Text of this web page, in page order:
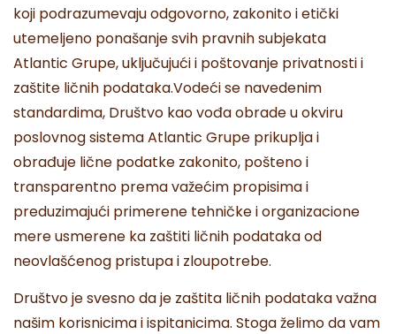
koji podrazumevaju odgovorno, zakonito i etički
utemeljeno ponašanje svih pravnih subjekata
Atlantic Grupe, uključujući i poštovanje privatnosti i
zaštite ličnih podataka.Vodeći se navedenim
standardima, Društvo kao vođa obrade u okviru
poslovnog sistema Atlantic Grupe prikuplja i
obrađuje lične podatke zakonito, pošteno i
transparentno prema važećim propisima i
preduzimajući primerene tehničke i organizacione
mere usmerene ka zaštiti ličnih podataka od
neovlašćenog pristupa i zloupotrebe.
Društvo je svesno da je zaštita ličnih podataka važna
našim korisnicima i ispitanicima. Stoga želimo da vam